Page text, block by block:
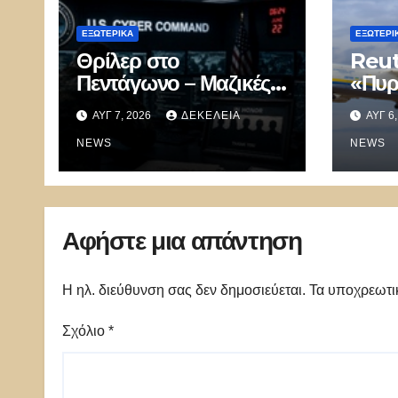
ΕΞΩΤΕΡΙΚΑ
Θρίλερ στο
Πεντάγωνο – Μαζικές
αυτοκτονίες
συγκλονίζουν τον
μυστικό στρατό
κυβερνοπολέμου των
ΗΠΑ
ΑΥΓ 7, 2026 ΔΕΚΈΛΕΙΑ
NEWS
ΑΥΓ
NEWS
Αφήστε μια απάντηση
Η ηλ. διεύθυνση σας δεν δημοσιεύεται. Τα
Σχόλιο *